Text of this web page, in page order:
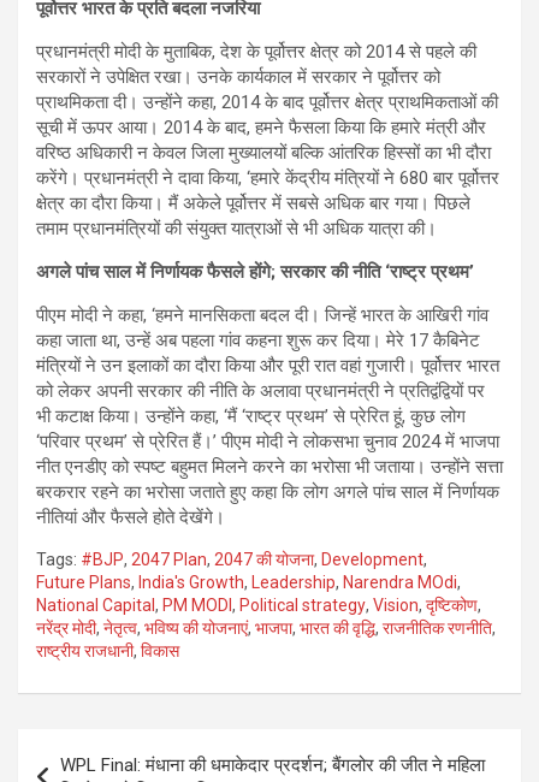
पूर्वोत्तर भारत के प्रति बदला नजरिया
प्रधानमंत्री मोदी के मुताबिक, देश के पूर्वोत्तर क्षेत्र को 2014 से पहले की
सरकारों ने उपेक्षित रखा। उनके कार्यकाल में सरकार ने पूर्वोत्तर को
प्राथमिकता दी। उन्होंने कहा, 2014 के बाद पूर्वोत्तर क्षेत्र प्राथमिकताओं की
सूची में ऊपर आया। 2014 के बाद, हमने फैसला किया कि हमारे मंत्री और
वरिष्ठ अधिकारी न केवल जिला मुख्यालयों बल्कि आंतरिक हिस्सों का भी दौरा
करेंगे। प्रधानमंत्री ने दावा किया, ‘हमारे केंद्रीय मंत्रियों ने 680 बार पूर्वोत्तर
क्षेत्र का दौरा किया। मैं अकेले पूर्वोत्तर में सबसे अधिक बार गया। पिछले
तमाम प्रधानमंत्रियों की संयुक्त यात्राओं से भी अधिक यात्रा की।
अगले पांच साल में निर्णायक फैसले होंगे; सरकार की नीति ‘राष्ट्र प्रथम’
पीएम मोदी ने कहा, ‘हमने मानसिकता बदल दी। जिन्हें भारत के आखिरी गांव
कहा जाता था, उन्हें अब पहला गांव कहना शुरू कर दिया। मेरे 17 कैबिनेट
मंत्रियों ने उन इलाकों का दौरा किया और पूरी रात वहां गुजारी। पूर्वोत्तर भारत
को लेकर अपनी सरकार की नीति के अलावा प्रधानमंत्री ने प्रतिद्वंद्वियों पर
भी कटाक्ष किया। उन्होंने कहा, ‘मैं ‘राष्ट्र प्रथम’ से प्रेरित हूं, कुछ लोग
‘परिवार प्रथम’ से प्रेरित हैं।’ पीएम मोदी ने लोकसभा चुनाव 2024 में भाजपा
नीत एनडीए को स्पष्ट बहुमत मिलने करने का भरोसा भी जताया। उन्होंने सत्ता
बरकरार रहने का भरोसा जताते हुए कहा कि लोग अगले पांच साल में निर्णायक
नीतियां और फैसले होते देखेंगे।
Tags: #BJP, 2047 Plan, 2047 की योजना, Development,
Future Plans, India's Growth, Leadership, Narendra MOdi,
National Capital , PM MODI , Political strategy, Vision, दृष्टिकोण,
नरेंद्र मोदी, नेतृत्व, भविष्य की योजनाएं, भाजपा, भारत की वृद्धि, राजनीतिक रणनीति,
राष्ट्रीय राजधानी, विकास
WPL Final: मंधाना की धमाकेदार प्रदर्शन; बैंगलोर की जीत ने महिला